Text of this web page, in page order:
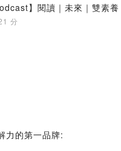
】閱讀｜未來｜雙素養
分
力的第一品牌: